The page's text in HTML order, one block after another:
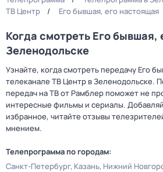
ТВ Центр
Его бывшая, его настоящая
Когда смотреть Его бывшая,
Зеленодольске
Узнайте, когда смотреть передачу Его
телеканале ТВ Центр в Зеленодольске.
передач на ТВ от Рамблер поможет не
интересные фильмы и сериалы.
избранное, читайте отзывы
мнением.
Телепрограмма по городам:
Санкт-Петербург Казань Нижний